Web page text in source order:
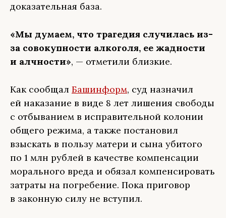
доказательная база.
«Мы думаем, что трагедия случилась из-
за совокупности алкоголя, ее жадности
и алчности», — отметили близкие.
Как сообщал Башинформ, суд назначил
ей наказание в виде 8 лет лишения свободы
с отбыванием в исправительной колонии
общего режима, а также постановил
взыскать в пользу матери и сына убитого
по 1 млн рублей в качестве компенсации
морального вреда и обязал компенсировать
затраты на погребение. Пока приговор
в законную силу не вступил.